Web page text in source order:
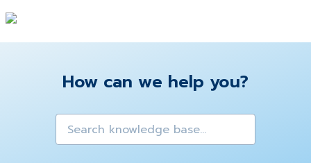
How can we help you?